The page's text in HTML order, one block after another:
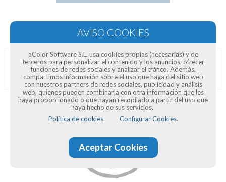
Opiniones de clientes
aColor Software S.L. usa cookies propias (necesarias) y de
terceros para personalizar el contenido y los anuncios, ofrecer
funciones de redes sociales y analizar el tráfico. Además,
compartimos información sobre el uso que haga del sitio web
con nuestros partners de redes sociales, publicidad y análisis
web, quienes pueden combinarla con otra información que les
haya proporcionado o que hayan recopilado a partir del uso que
haya hecho de sus servicios.
Política de cookies.
Configurar Cookies.
Aceptar Cookies